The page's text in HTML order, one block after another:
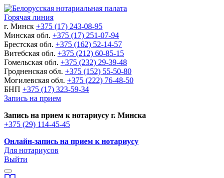
Горячая линия
г. Минск +375 (17) 243-08-95
Минская обл. +375 (17) 251-07-94
Брестская обл. +375 (162) 52-14-57
Витебская обл. +375 (212) 60-85-15
Гомельская обл. +375 (232) 29-39-48
Гродненская обл. +375 (152) 55-50-80
Могилевская обл. +375 (222) 76-48-50
БНП +375 (17) 323-59-34
Запись на прием
Запись на прием к нотариусу г. Минска
+375 (29) 114-45-45
Онлайн-запись на прием к нотариусу
Для нотариусов
Выйти